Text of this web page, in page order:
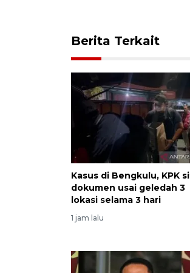
Berita Terkait
Kasus di Bengkulu, KPK
dokumen usai geledah 3
lokasi selama 3 hari
1 jam lalu